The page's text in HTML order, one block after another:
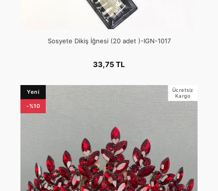
Sosyete Dikiş İğnesi (20 adet )-IGN-1017
33,75 TL
Yeni
-%10
Ücretsiz
Kargo